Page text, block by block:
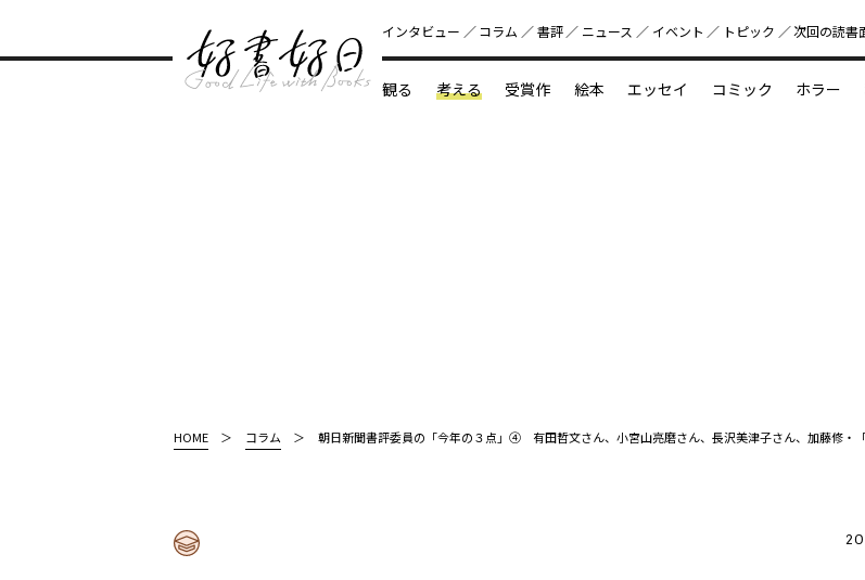
好書好日
インタビュー コラム 書評 ニュース イベント トピック 次回の読書
観る 考える 受賞作 絵本 エッセイ コミック ホラー
HOME コラム 朝日新聞書評委員の「今年の３点」④ 有田哲文さん、小宮山亮磨さん、長沢美津子さん、加藤修・